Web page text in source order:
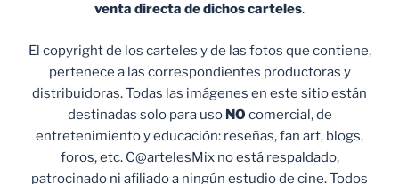
venta directa de dichos carteles.
El copyright de los carteles y de las fotos que contiene,
pertenece a las correspondientes productoras y
distribuidoras. Todas las imágenes en este sitio están
destinadas solo para uso NO comercial, de
entretenimiento y educación: reseñas, fan art, blogs,
foros, etc. C@artelesMix no está respaldado,
patrocinado ni afiliado a ningún estudio de cine. Todos